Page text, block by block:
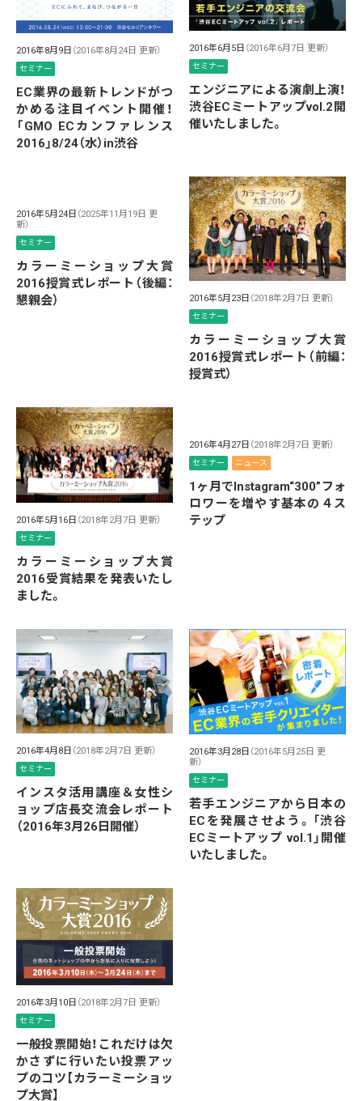
2016年8月9日 （2016年8月24日 更新）
セミナー
EC業界の最新トレンドがつ
かめる注目イベント開催！
「GMO ECカンファレンス
2016」8/24（水）in渋谷
2016年6月5日 （2016年6月7日 更新）
セミナー
エンジニアによる演劇上演！
渋谷ECミートアップvol.2開
催いたしました。
2016年5月24日 （2025年11月19日 更
新）
セミナー
カラーミーショップ大賞
2016授賞式レポート（後編：
懇親会）
2016年5月23日 （2018年2月7日 更新）
セミナー
カラーミーショップ大賞
2016授賞式レポート（前編：
授賞式）
2016年5月16日 （2018年2月7日 更新）
セミナー
カラーミーショップ大賞
2016受賞結果を発表いたし
ました。
2016年4月27日 （2018年2月7日 更新）
セミナー ニュース
1ヶ月でInstagram“300”フォ
ロワーを増やす基本の４ス
テップ
2016年4月8日 （2018年2月7日 更新）
セミナー
インスタ活用講座＆女性シ
ョップ店長交流会レポート
（2016年3月26日開催）
2016年3月28日 （2016年5月25日 更
新）
セミナー
若手エンジニアから日本の
ECを発展させよう。「渋谷
ECミートアップ vol.1」開催
いたしました。
2016年3月10日 （2018年2月7日 更新）
セミナー
一般投票開始！これだけは欠
かさずに行いたい投票アッ
プのコツ【カラーミーショッ
プ大賞】